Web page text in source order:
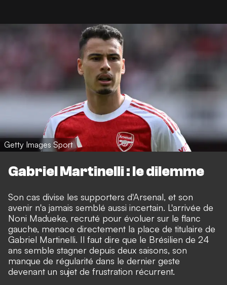
Getty Images Sport
Gabriel Martinelli : le dilemme
Son cas divise les supporters d'Arsenal, et son
avenir n'a jamais semblé aussi incertain. L'arrivée de
Noni Madueke, recruté pour évoluer sur le flanc
gauche, menace directement la place de titulaire de
Gabriel Martinelli. Il faut dire que le Brésilien de 24
ans semble stagner depuis deux saisons, son
manque de régularité dans le dernier geste
devenant un sujet de frustration récurrent.